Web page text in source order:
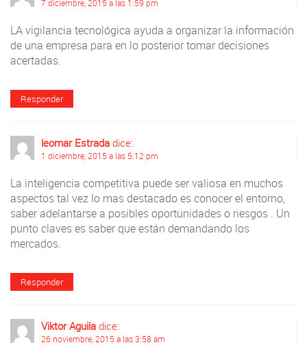
7 diciembre, 2015 a las 1:59 pm
LA vigilancia tecnológica ayuda a organizar la información
de una empresa para en lo posterior tomar decisiones
acertadas.
Responder
leomar Estrada dice:
1 diciembre, 2015 a las 5:12 pm
La inteligencia competitiva puede ser valiosa en muchos
aspectos tal vez lo mas destacado es conocer el entorno,
saber adelantarse a posibles oportunidades o riesgos . Un
punto claves es saber que están demandando los
mercados.
Responder
Viktor Aguila dice:
26 noviembre, 2015 a las 3:58 am